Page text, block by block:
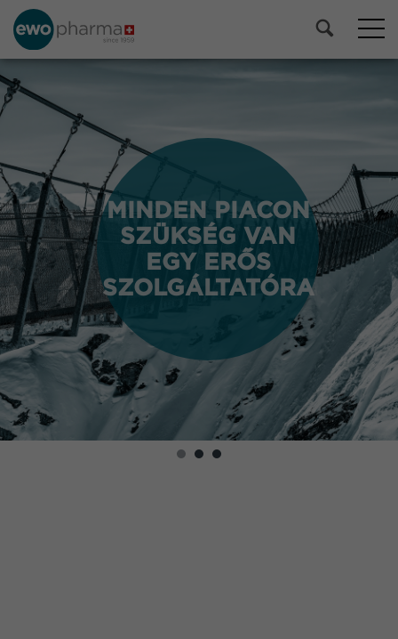
MINDEN PIACON
SZÜKSÉG VAN
EGY ERŐS
SZOLGÁLTATÓRA
MINDEN PIACON
SZÜKSÉG VAN
EGY ERŐS
SZOLGÁLTATÓRA